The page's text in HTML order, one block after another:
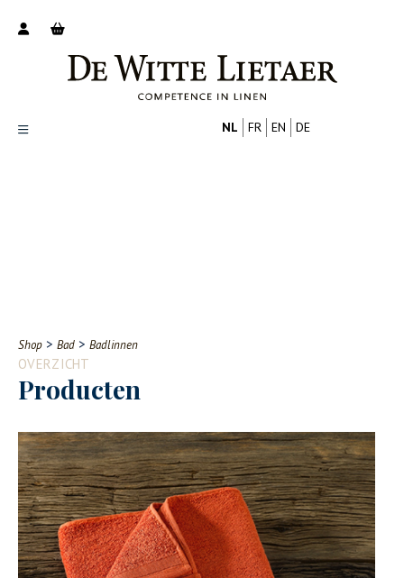
Contact
NL FR EN DE
Shop > Bad > Badlinnen
OVERZICHT
Producten